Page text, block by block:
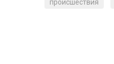
происшествия